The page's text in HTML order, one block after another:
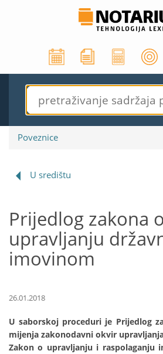
Poveznice
U središtu
Prijedlog zakona o
upravljanju
imovinom
26.01.2018
U saborskoj proceduri je Prijedlog
mijenja zakonodavni okvir
Zakon o upravljanju i raspolaganju